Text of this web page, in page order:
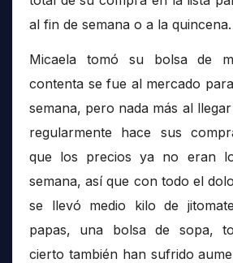
al fin de semana o a la quincena.
Micaela tomó su bolsa de
contenta se fue al mercado
semana, pero nada más al
regularmente hace sus
que los precios ya no eran
semana, así que con todo el
se llevó medio kilo de
papas, una bolsa de sopa,
cierto también han sufrido